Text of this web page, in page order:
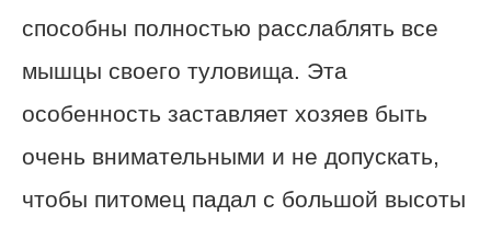
способны полностью расслаблять все
мышцы своего туловища. Эта
особенность заставляет хозяев быть
очень внимательными и не допускать,
чтобы питомец падал с большой высоты